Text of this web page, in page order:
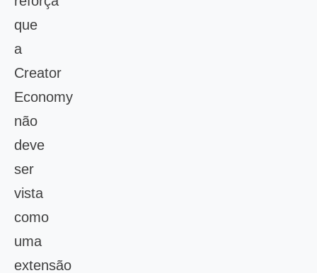
que
a
Creator
Economy
não
deve
ser
vista
como
uma
extensão